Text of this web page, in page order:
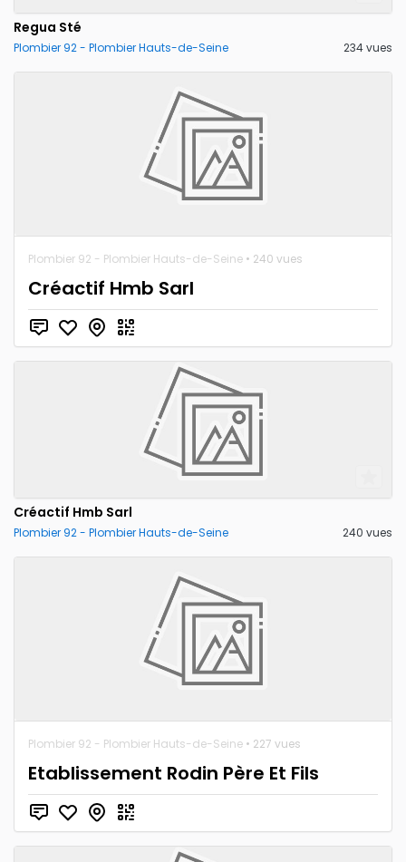
Regua Sté
Plombier 92 - Plombier Hauts-de-Seine 234 vues
Plombier 92 - Plombier Hauts-de-Seine • 240 vues
Créactif Hmb Sarl
Créactif Hmb Sarl
Plombier 92 - Plombier Hauts-de-Seine 240 vues
Plombier 92 - Plombier Hauts-de-Seine • 227 vues
Etablissement Rodin Père Et Fils